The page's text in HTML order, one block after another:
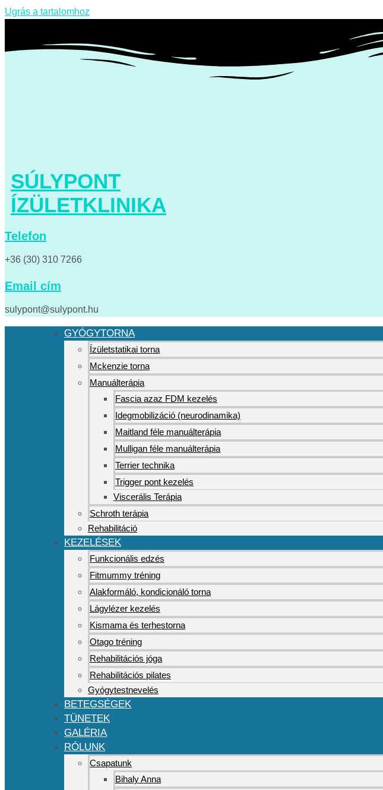
Ugrás a tartalomhoz
SÚLYPONT
ÍZÜLETKLINIKA
Telefon
+36 (30) 310 7266
Email cím
sulypont@sulypont.hu
GYÓGYTORNA
Ízületstatikai torna
Mckenzie torna
Manuálterápia
Fascia azaz FDM kezelés
Idegmobilizáció (neurodinamika)
Maitland féle manuálterápia
Mulligan féle manuálterápia
Terrier technika
Trigger pont kezelés
Viscerális Terápia
Schroth terápia
Rehabilitáció
KEZELÉSEK
Funkcionális edzés
Fitmummy tréning
Alakformáló, kondicionáló torna
Lágylézer kezelés
Kismama és terhestorna
Otago tréning
Rehabilitációs jóga
Rehabilitációs pilates
Gyógytestnevelés
BETEGSÉGEK
TÜNETEK
GALÉRIA
RÓLUNK
Csapatunk
Bihaly Anna